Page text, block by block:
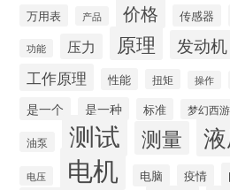
万用表 产品 价格 传感器
功能 压力 原理 发动机
工作原理 性能 扭矩 操作
是一个 是一种 标准 梦幻西游
油泵 测试 测量
电压 电机 电脑 疫情